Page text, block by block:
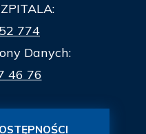
774
Danych:
46 76